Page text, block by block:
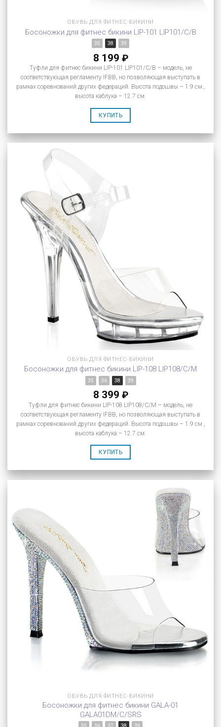
ОБУВЬ ДЛЯ ФИТНЕС-БИКИНИ
Босоножки для фитнес бикини LIP-101 LIP101/C/B
35 38 39
8 199 ₽
Туфли для фитнес бикини LIP-101 LIP101/C/B – модель, не
соответствующая регламенту IFBB, но позволяющая выступать в
рамках соревнований других федераций. Высота подошвы – 1.9 см.,
высота каблука – 12.7 см.
КУПИТЬ
ОБУВЬ ДЛЯ ФИТНЕС-БИКИНИ
Босоножки для фитнес бикини LIP-108 LIP108/C/M
35 36 38 39
8 399 ₽
Туфли для фитнес бикини LIP-108 LIP108/C/M – модель, не
соответствующая регламенту IFBB, но позволяющая выступать в
рамках соревнований других федераций. Высота подошвы – 1.9 см.,
высота каблука – 12.7 см.
КУПИТЬ
ОБУВЬ ДЛЯ ФИТНЕС-БИКИНИ
Босоножки для фитнес бикини GALA-01
GALA01DM/C/SRS